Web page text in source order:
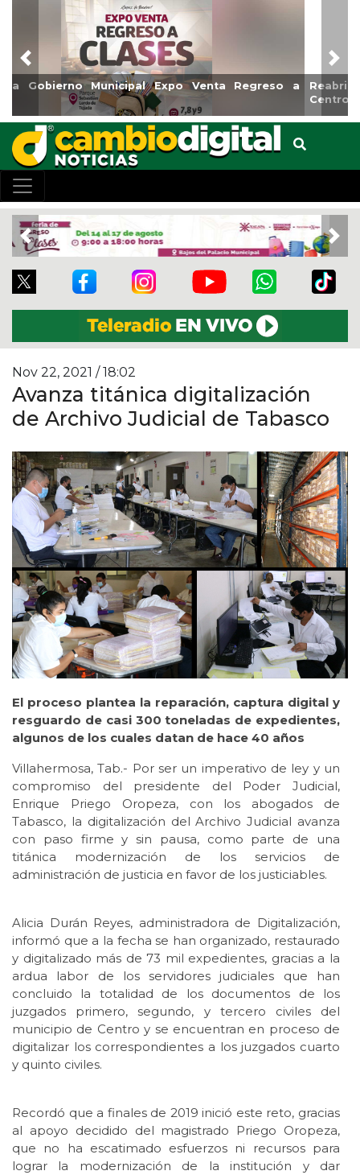
Reabrirá Coatzacoalcos la Alberca Semiolímpica Zona
Previous
Previous
Nov 22, 2021 / 18:02
Avanza titánica digitalización
de Archivo Judicial de Tabasco
El proceso plantea la reparación, captura digital y
resguardo de casi 300 toneladas de expedientes,
algunos de los cuales datan de hace 40 años
Villahermosa, Tab.- Por ser un imperativo de ley y un
compromiso del presidente del Poder Judicial,
Enrique Priego Oropeza, con los abogados de
Tabasco, la digitalización del Archivo Judicial avanza
con paso firme y sin pausa, como parte de una
titánica modernización de los servicios de
administración de justicia en favor de los justiciables.
Alicia Durán Reyes, administradora de Digitalización,
informó que a la fecha se han organizado, restaurado
y digitalizado más de 73 mil expedientes, gracias a la
ardua labor de los servidores judiciales que han
concluido la totalidad de los documentos de los
juzgados primero, segundo, y tercero civiles del
municipio de Centro y se encuentran en proceso de
digitalizar los correspondientes a los juzgados cuarto
y quinto civiles.
Recordó que a finales de 2019 inició este reto, gracias
al apoyo decidido del magistrado Priego Oropeza,
que no ha escatimado esfuerzos ni recursos para
lograr la modernización de la institución y dar